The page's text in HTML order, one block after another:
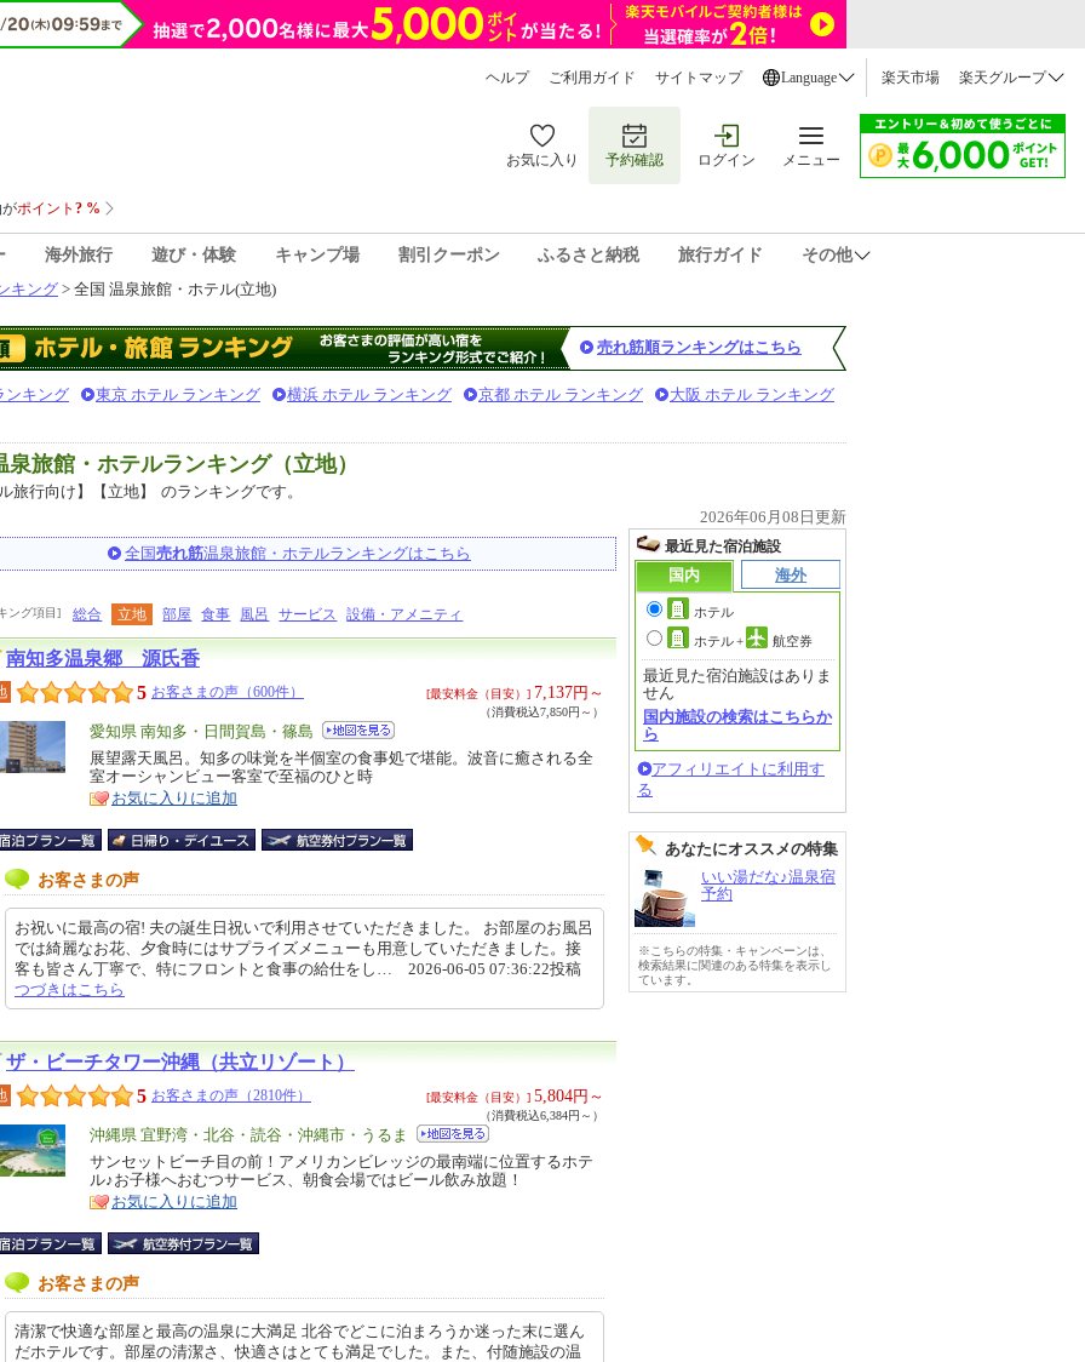
ヘルプ ご利用ガイド サイトマップ Language 楽天市場 楽天グループ
お気に入り 予約確認 ログイン メニュー
海外旅行 遊び・体験 キャンプ場 割引クーポン ふるさと納税 旅行ガイド
その他
キング > 全国 温泉旅館・ホテル(立地)
売れ筋順ランキングはこちら
ンキング 東京 ホテル ランキング 横浜 ホテル ランキング 京都 ホテル ランキング 大阪 ホテル ランキング
旅館・ホテルランキング（立地）
旅行向け】【立地】
のランキングです。
2026年06月08日更新
全国売れ筋温泉旅館・ホテルランキングはこちら
ング項目] 総合 立地 部屋 食事 風呂 サービス 設備・アメニティ
南知多温泉郷 源氏香
5 お客さまの声（600件） [最安料金（目安）] 7,137円～
（消費税込7,850円～）
エ
リ
ア
愛知県 南知多・日間賀島・篠島
特
徴
展望露天風呂。知多の味覚を半個室の食事処で堪能。波音に癒される全
室オーシャンビュー客室で至福のひと時
お気に入りに追加
お客さまの声
お祝いに最高の宿! 夫の誕生日祝いで利用させていただきました。 お部屋のお風呂
では綺麗なお花、夕食時にはサプライズメニューも用意していただきました。接
客も皆さん丁寧で、特にフロントと食事の給仕をし… 2026-06-05 07:36:22投稿
つづきはこちら
ザ・ビーチタワー沖縄（共立リゾート）
5 お客さまの声（2810件） [最安料金（目安）] 5,804円～
（消費税込6,384円～）
エ
リ
ア
沖縄県 宜野湾・北谷・読谷・沖縄市・うるま
特
徴
サンセットビーチ目の前！アメリカンビレッジの最南端に位置するホテ
ル♪お子様へおむつサービス、朝食会場ではビール飲み放題！
お気に入りに追加
お客さまの声
清潔で快適な部屋と最高の温泉に大満足 北谷でどこに泊まろうか迷った末に選ん
だホテルです。部屋の清潔さ、快適さはとても満足でした。また、付随施設の温
最近見た宿泊施設
国内
海外
ホテル
ホテル+ 航空券
最近見た宿泊施設はありま
せん
国内施設の検索はこちらか
ら
アフィリエイトに利用す
る
あなたにオススメの特集
いい湯だな♪温泉宿
予約
※こちらの特集・キャンペーンは、
検索結果に関連のある特集を表示し
ています。